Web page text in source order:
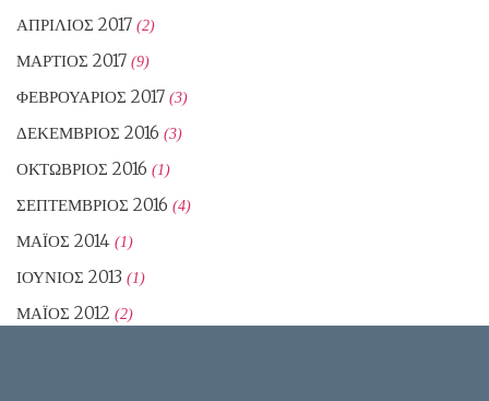
ΑΠΡΊΛΙΟΣ 2017 (2)
ΜΆΡΤΙΟΣ 2017 (9)
ΦΕΒΡΟΥΆΡΙΟΣ 2017 (3)
ΔΕΚΈΜΒΡΙΟΣ 2016 (3)
ΟΚΤΏΒΡΙΟΣ 2016 (1)
ΣΕΠΤΈΜΒΡΙΟΣ 2016 (4)
ΜΆΙΟΣ 2014 (1)
ΙΟΎΝΙΟΣ 2013 (1)
ΜΆΙΟΣ 2012 (2)